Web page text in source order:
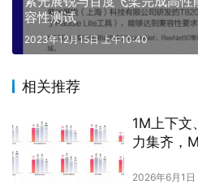
容性测试
2023年12月15日 上午10:40
相关推荐
1M上下
力集齐，
2026年6月1日